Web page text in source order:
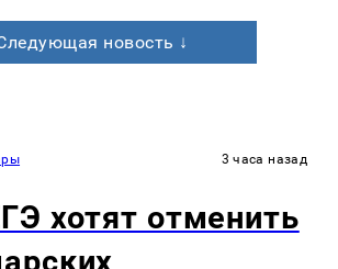
новость ↓
3 часа назад
хотят отменить